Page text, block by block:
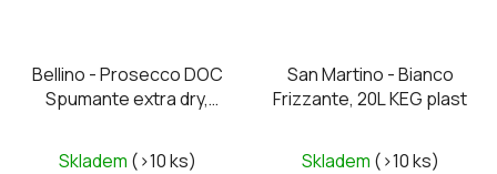
Bellino - Prosecco DOC
Spumante extra dry,
Skladem (>10 ks)
San Martino - Bianco
Frizzante, 20L KEG plast
Skladem (>10 ks)